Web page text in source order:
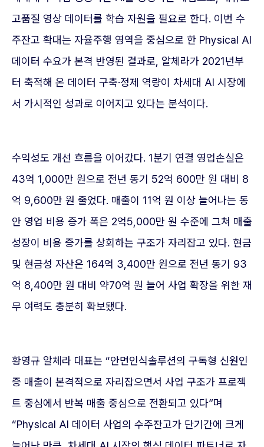
고품질 영상 데이터를 학습 자원을 필요로 한다. 이번 수
주잔고 확대는 자율주행 영역을 중심으로 한 Physical AI
데이터 수요가 본격 반영된 결과로, 알체라가 2021년부
터 축적해 온 데이터 구축·정제 역량이 차세대 AI 시장에
서 가시적인 성과로 이어지고 있다는 분석이다.
수익성도 개선 흐름을 이어갔다. 1분기 연결 영업손실은
43억 1,000만 원으로 전년 동기 52억 600만 원 대비 8
억 9,600만 원 줄었다. 매출이 11억 원 이상 늘어나는 동
안 영업 비용 증가 폭은 2억5,000만 원 수준에 그쳐 매출
성장이 비용 증가를 상회하는 구조가 자리잡고 있다. 현금
및 현금성 자산은 164억 3,400만 원으로 전년 동기 93
억 8,400만 원 대비 약70억 원 늘어 사업 확장을 위한 재
무 여력도 충분히 확보됐다.
황영규 알체라 대표는 “안면인식솔루션의 구독형 신원인
증 매출이 본격적으로 자리잡으면서 사업 구조가 프로젝
트 중심에서 반복 매출 중심으로 전환되고 있다”며
“Physical AI 데이터 사업의 수주잔고가 단기간에 크게